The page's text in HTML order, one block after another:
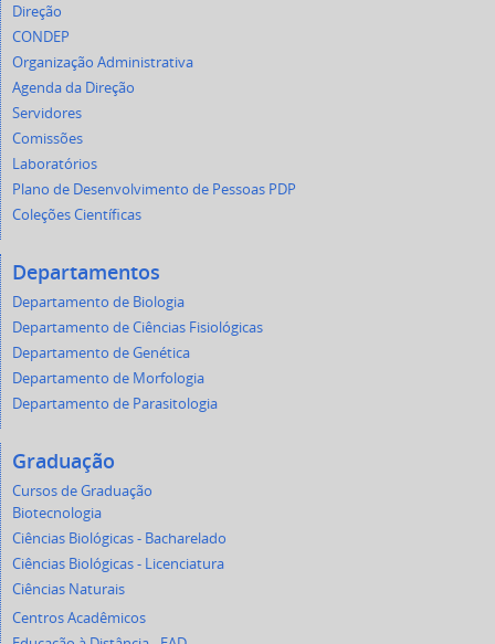
Direção
CONDEP
Organização Administrativa
Agenda da Direção
Servidores
Comissões
Laboratórios
Plano de Desenvolvimento de Pessoas PDP
Coleções Científicas
Departamentos
Departamento de Biologia
Departamento de Ciências Fisiológicas
Departamento de Genética
Departamento de Morfologia
Departamento de Parasitologia
Graduação
Cursos de Graduação
Biotecnologia
Ciências Biológicas - Bacharelado
Ciências Biológicas - Licenciatura
Ciências Naturais
Centros Acadêmicos